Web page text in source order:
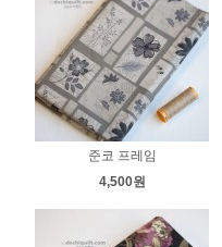
준코 프레임
4,500원